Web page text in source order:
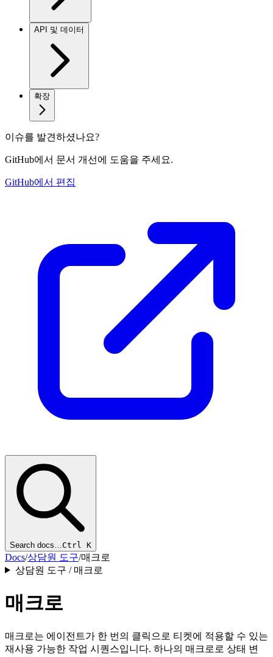
API 및 데이터
확장
이슈를 발견하셨나요?
GitHub에서 문서 개선에 도움을 주세요.
GitHub에서 편집
Search docs… Ctrl K
Docs/상담원 도구/매크로
상담원 도구 / 매크로
매크로
매크로는 에이전트가 한 번의 클릭으로 티켓에 적용할 수 있는
재사용 가능한 작업 시퀀스입니다. 하나의 매크로로 상태 변